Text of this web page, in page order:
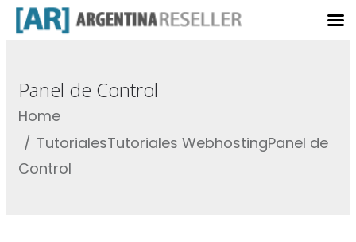
Panel de Control
Home
TutorialesTutoriales WebhostingPanel de
Control